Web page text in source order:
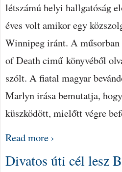
létszámú helyi hallgatóság
éves volt amikor egy
Winnipeg iránt. A
of Death cimű könyvéből
szólt. A fiatal magyar
Marlyn irása bemutatja,
küszködött, mielőtt végre
Read more ›
Divatos úti cél lesz